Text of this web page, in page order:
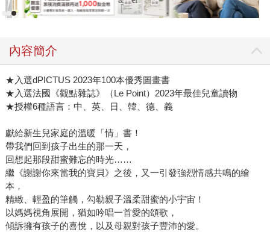
內容簡介
★入選dPICTUS 2023年100本優秀圖畫書
★入選法國《觀點雜誌》（Le Point）2023年最佳兒童讀物
★授權6種語言：中、英、日、韓、德、義
獻給新生兒家庭的溫暖「情」書！
帶我們回到孩子出生的那一天，
回想起那段甜蜜難忘的時光……
繼《謝謝你來當我的寶貝》之後，又一引發強烈情感共鳴的繪
本，
精緻、輕盈的筆觸，勾勒親子溫柔甜蜜的小宇宙！
以媽媽視角展開，猶如吟唱一首愛的頌歌，
傾訴擁有孩子的喜悅，以及母親對孩子豐沛的愛。